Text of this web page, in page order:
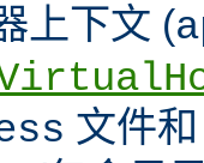
上下文 (
文件